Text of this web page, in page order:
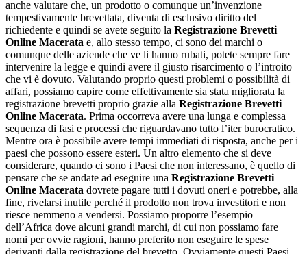
anche valutare che, un prodotto o comunque un’invenzione
tempestivamente brevettata, diventa di esclusivo diritto del
richiedente e quindi se avete seguito la Registrazione Brevetti
Online Macerata e, allo stesso tempo, ci sono dei marchi o
comunque delle aziende che ve li hanno rubati, potete sempre fare
intervenire la legge e quindi avere il giusto risarcimento o l’introito
che vi è dovuto. Valutando proprio questi problemi o possibilità di
affari, possiamo capire come effettivamente sia stata migliorata la
registrazione brevetti proprio grazie alla Registrazione Brevetti
Online Macerata. Prima occorreva avere una lunga e complessa
sequenza di fasi e processi che riguardavano tutto l’iter burocratico.
Mentre ora è possibile avere tempi immediati di risposta, anche per i
paesi che possono essere esteri. Un altro elemento che si deve
considerare, quando ci sono i Paesi che non interessano, è quello di
pensare che se andate ad eseguire una Registrazione Brevetti
Online Macerata dovrete pagare tutti i dovuti oneri e potrebbe, alla
fine, rivelarsi inutile perché il prodotto non trova investitori e non
riesce nemmeno a vendersi. Possiamo proporre l’esempio
dell’Africa dove alcuni grandi marchi, di cui non possiamo fare
nomi per ovvie ragioni, hanno preferito non eseguire le spese